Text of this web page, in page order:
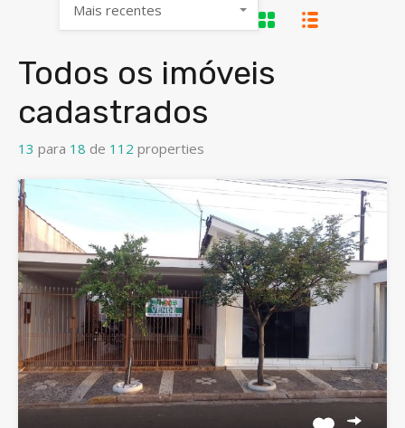
Todos os imóveis
cadastrados
13 para 18 de 112 properties
Mais recentes